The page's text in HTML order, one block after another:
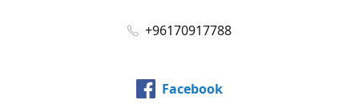
+96170917788
Facebook